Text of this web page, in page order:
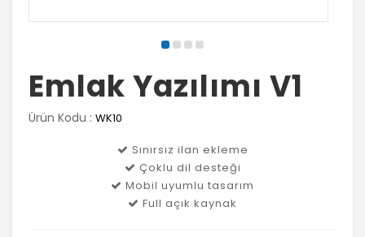
Emlak Yazılımı V1
Ürün Kodu : WK10
Sınırsız ilan ekleme
Çoklu dil desteği
Mobil uyumlu tasarım
Full açık kaynak